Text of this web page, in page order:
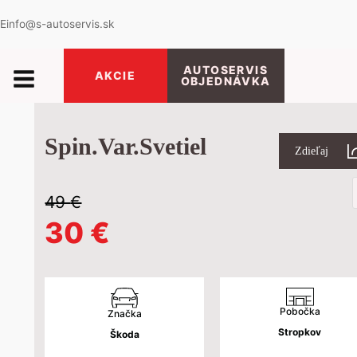
Einfo@s-autoservis.sk
AKCIE
AUTOSERVIS
OBJEDNÁVKA
Spin.Var.Svetiel Zdieľaj
49€
Pôvodná
cena
bola:
30 €
cena
je:
Značka
Škoda
Pobočka
Stropkov